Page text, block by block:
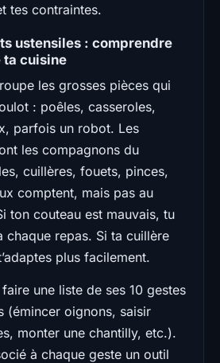
tes contraintes.
ustensiles : comprendre
ta cuisine
les grosses pièces qui
: poêles, casseroles,
parfois un robot. Les
les compagnons du
cuillères, fouets, pinces,
comptent, mais pas au
ton couteau est mauvais, tu
chaque repas. Si ta cuillère
plus facilement.
faire une liste de ses 10 gestes
(émincer oignons, saisir
monter une chantilly, etc.).
à chaque geste un outil